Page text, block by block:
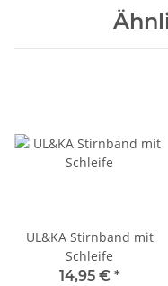
UL&KA Stirnband mit
Schleife
14,95 € *